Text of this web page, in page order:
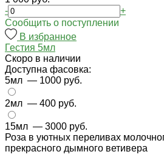
-
+
Cообщить о поступлении
В избранное
Гестия 5мл
Cкоро в наличии
Доступна фасовка:
5мл — 1000 руб.
2мл — 400 руб.
15мл — 3000 руб.
Роза в уютных переливах
прекрасного дымного ветивера